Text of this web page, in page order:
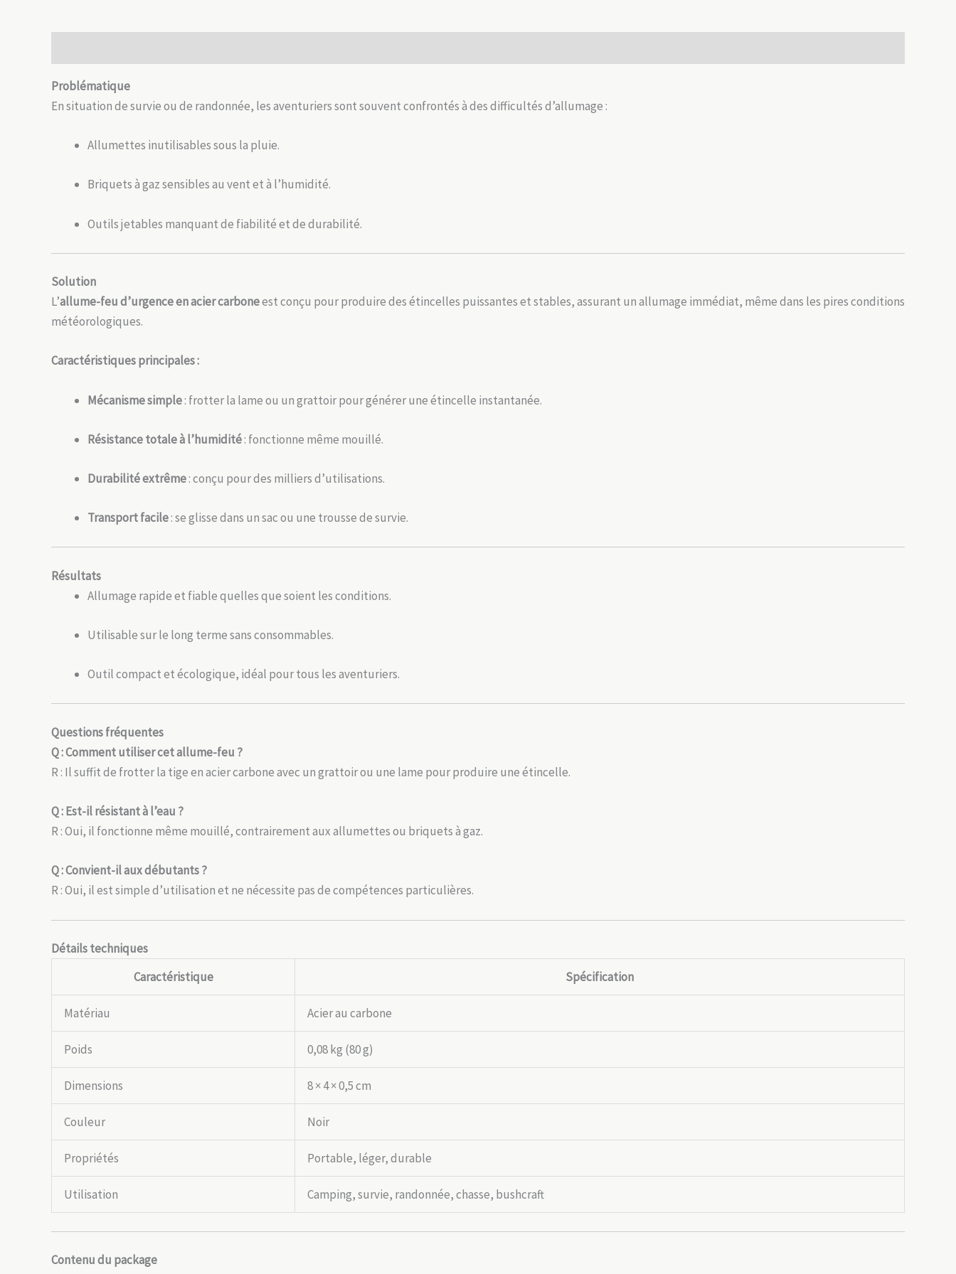
et
Problématique
En situation de survie ou de randonnée, les aventuriers sont souvent confrontés à des difficultés d’allumage :
Allumettes inutilisables sous la pluie.
Briquets à gaz sensibles au vent et à l’humidité.
Outils jetables manquant de fiabilité et de durabilité.
Solution
L’allume-feu d’urgence en acier carboneest conçu pour produire des étincelles puissantes et stables, assurant un allumage immédiat, même dans les pires conditions
météorologiques.
Caractéristiques principales :
Mécanisme simple: frotter la lame ou un grattoir pour générer une étincelle instantanée.
Résistance totale à l’humidité: fonctionne même mouillé.
Durabilité extrême: conçu pour des milliers d’utilisations.
Transport facile: se glisse dans un sac ou une trousse de survie.
Résultats
Allumage rapide et fiable quelles que soient les conditions.
Utilisable sur le long terme sans consommables.
Outil compact et écologique, idéal pour tous les aventuriers.
Questions fréquentes
Q : Comment utiliser cet allume-feu ?
R : Il suffit de frotter la tige en acier carbone avec un grattoir ou une lame pour produire une étincelle.
Q : Est-il résistant à l’eau ?
R : Oui, il fonctionne même mouillé, contrairement aux allumettes ou briquets à gaz.
Q : Convient-il aux débutants ?
R : Oui, il est simple d’utilisation et ne nécessite pas de compétences particulières.
Détails techniques
Caractéristique
Spécification
Matériau Acier au carbone
Poids 0,08 kg (80 g)
Dimensions 8 × 4 × 0,5 cm
Couleur Noir
Propriétés Portable, léger, durable
Utilisation Camping, survie, randonnée, chasse, bushcraft
Contenu du package